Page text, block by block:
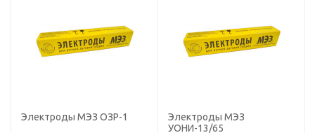
Электроды МЭЗ ОЗР-1
Электроды МЭЗ
УОНИ-13/65